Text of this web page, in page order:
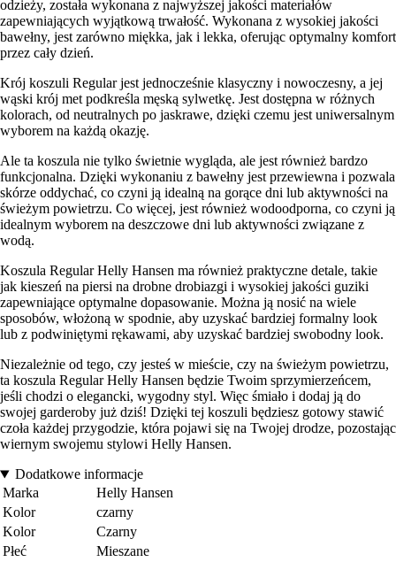
odzieży, została wykonana z najwyższej jakości materiałów
zapewniających wyjątkową trwałość. Wykonana z wysokiej jakości
bawełny, jest zarówno miękka, jak i lekka, oferując optymalny komfort
przez cały dzień.
Krój koszuli Regular jest jednocześnie klasyczny i nowoczesny, a jej
wąski krój met podkreśla męską sylwetkę. Jest dostępna w różnych
kolorach, od neutralnych po jaskrawe, dzięki czemu jest uniwersalnym
wyborem na każdą okazję.
Ale ta koszula nie tylko świetnie wygląda, ale jest również bardzo
funkcjonalna. Dzięki wykonaniu z bawełny jest przewiewna i pozwala
skórze oddychać, co czyni ją idealną na gorące dni lub aktywności na
świeżym powietrzu. Co więcej, jest również wodoodporna, co czyni ją
idealnym wyborem na deszczowe dni lub aktywności związane z
wodą.
Koszula Regular Helly Hansen ma również praktyczne detale, takie
jak kieszeń na piersi na drobne drobiazgi i wysokiej jakości guziki
zapewniające optymalne dopasowanie. Można ją nosić na wiele
sposobów, włożoną w spodnie, aby uzyskać bardziej formalny look
lub z podwiniętymi rękawami, aby uzyskać bardziej swobodny look.
Niezależnie od tego, czy jesteś w mieście, czy na świeżym powietrzu,
ta koszula Regular Helly Hansen będzie Twoim sprzymierzeńcem,
jeśli chodzi o elegancki, wygodny styl. Więc śmiało i dodaj ją do
swojej garderoby już dziś! Dzięki tej koszuli będziesz gotowy stawić
czoła każdej przygodzie, która pojawi się na Twojej drodze, pozostając
wiernym swojemu stylowi Helly Hansen.
Dodatkowe informacje
Marka
Helly Hansen
Kolor
czarny
Kolor
Czarny
Płeć
Mieszane